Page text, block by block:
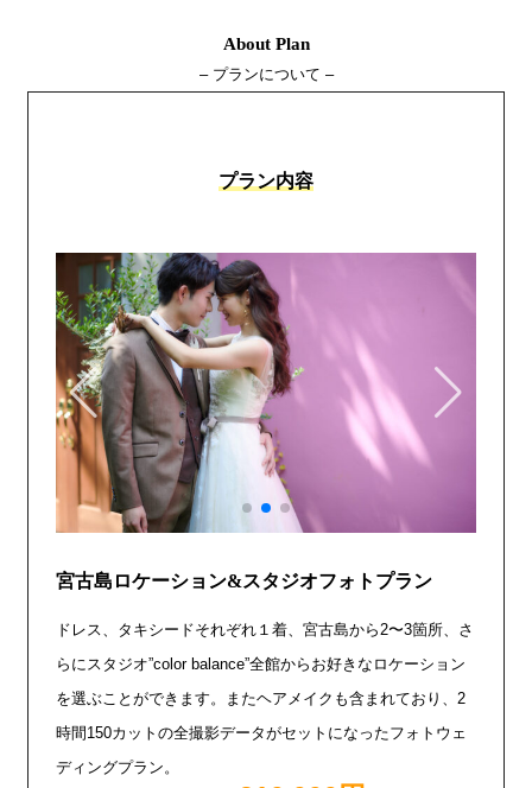
About Plan
– プランについて –
プラン内容
宮古島ロケーション&スタジオフォトプラン
ドレス、タキシードそれぞれ１着、宮古島から2〜3箇所、さ
らにスタジオ”color balance”全館からお好きなロケーション
を選ぶことができます。またヘアメイクも含まれており、2
時間150カットの全撮影データがセットになったフォトウェ
ディングプラン。